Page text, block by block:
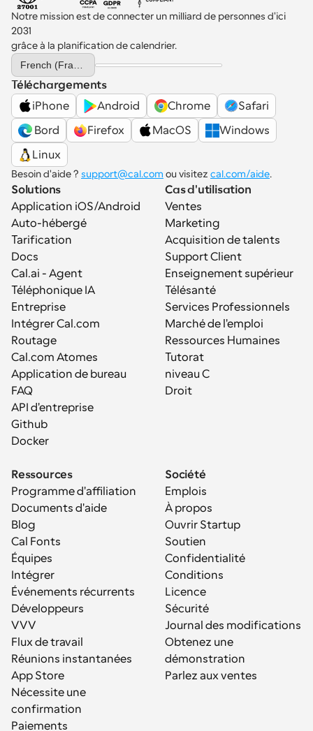
Notre mission est de connecter un milliard de personnes d'ici
2031
grâce à la planification de calendrier.
Select Language
Téléchargements
iPhone
Android Chrome
Safari
Bord
Firefox MacOS
Windows
Linux
Besoin d'aide ? support@cal.com ou visitez cal.com/aide.
Solutions
Application iOS/Android
Auto-hébergé
Tarification
Docs
Cal.ai - Agent
Téléphonique IA
Entreprise
Intégrer Cal.com
Routage
Cal.com Atomes
Application de bureau
FAQ
API d'entreprise
Github
Docker
Cas d'utilisation
Ventes
Marketing
Acquisition de talents
Support Client
Enseignement supérieur
Télésanté
Services Professionnels
Marché de l'emploi
Ressources Humaines
Tutorat
niveau C
Droit
Ressources
Programme d'affiliation
Documents d'aide
Blog
Cal Fonts
Équipes
Intégrer
Événements récurrents
Développeurs
VVV
Flux de travail
Réunions instantanées
App Store
Nécessite une
confirmation
Paiements
Société
Emplois
À propos
Ouvrir Startup
Soutien
Confidentialité
Conditions
Licence
Sécurité
Journal des modifications
Obtenez une
démonstration
Parlez aux ventes